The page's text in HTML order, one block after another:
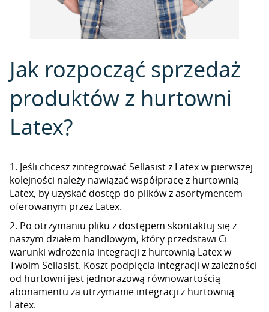
Jak rozpocząć sprzedaż
produktów z hurtowni
Latex?
1. Jeśli chcesz zintegrować Sellasist z Latex w pierwszej
kolejności należy nawiązać współpracę z hurtownią
Latex, by uzyskać dostęp do plików z asortymentem
oferowanym przez Latex.
2. Po otrzymaniu pliku z dostępem skontaktuj się z
naszym działem handlowym, który przedstawi Ci
warunki wdrożenia integracji z hurtownią Latex w
Twoim Sellasist. Koszt podpięcia integracji w zależności
od hurtowni jest jednorazową równowartością
abonamentu za utrzymanie integracji z hurtownią
Latex.